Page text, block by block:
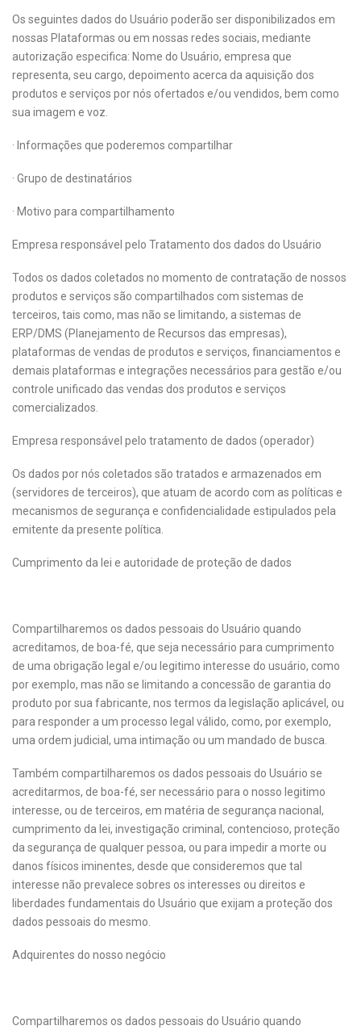
Os seguintes dados do Usuário poderão ser disponibilizados em
nossas Plataformas ou em nossas redes sociais, mediante
autorização especifica: Nome do Usuário, empresa que
representa, seu cargo, depoimento acerca da aquisição dos
produtos e serviços por nós ofertados e/ou vendidos, bem como
sua imagem e voz.
· Informações que poderemos compartilhar
· Grupo de destinatários
· Motivo para compartilhamento
Empresa responsável pelo Tratamento dos dados do Usuário
Todos os dados coletados no momento de contratação de nossos
produtos e serviços são compartilhados com sistemas de
terceiros, tais como, mas não se limitando, a sistemas de
ERP/DMS (Planejamento de Recursos das empresas),
plataformas de vendas de produtos e serviços, financiamentos e
demais plataformas e integrações necessários para gestão e/ou
controle unificado das vendas dos produtos e serviços
comercializados.
Empresa responsável pelo tratamento de dados (operador)
Os dados por nós coletados são tratados e armazenados em
(servidores de terceiros), que atuam de acordo com as políticas e
mecanismos de segurança e confidencialidade estipulados pela
emitente da presente política.
Cumprimento da lei e autoridade de proteção de dados
Compartilharemos os dados pessoais do Usuário quando
acreditamos, de boa-fé, que seja necessário para cumprimento
de uma obrigação legal e/ou legitimo interesse do usuário, como
por exemplo, mas não se limitando a concessão de garantia do
produto por sua fabricante, nos termos da legislação aplicável, ou
para responder a um processo legal válido, como, por exemplo,
uma ordem judicial, uma intimação ou um mandado de busca.
Também compartilharemos os dados pessoais do Usuário se
acreditarmos, de boa-fé, ser necessário para o nosso legitimo
interesse, ou de terceiros, em matéria de segurança nacional,
cumprimento da lei, investigação criminal, contencioso, proteção
da segurança de qualquer pessoa, ou para impedir a morte ou
danos físicos iminentes, desde que consideremos que tal
interesse não prevalece sobres os interesses ou direitos e
liberdades fundamentais do Usuário que exijam a proteção dos
dados pessoais do mesmo.
Adquirentes do nosso negócio
Compartilharemos os dados pessoais do Usuário quando